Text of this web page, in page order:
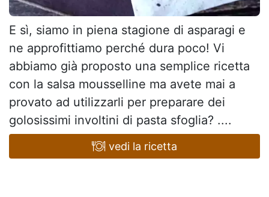
E sì, siamo in piena stagione di asparagi e
ne approfittiamo perché dura poco! Vi
abbiamo già proposto una semplice ricetta
con la salsa mousselline ma avete mai a
provato ad utilizzarli per preparare dei
golosissimi involtini di pasta sfoglia? ....
vedi la ricetta